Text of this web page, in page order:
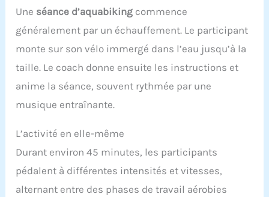
croisière est de 6 à 8 km/h. Accélération optimale
même à haute vitesse grâce au rapport de vitesse
élevé. ★【Hélice soulevable】L’hélice adopte un
naviguer dans des eaux à différentes vitesses et
profondeurs ! Convient pour : parcs aquatiques,
lacs aquatiques, rivières et océans. Il peut
également fournir des divertissements dans les
une bonne idée pour les entreprises locales de
Une séance d’aquabiking commence
généralement par un échauffement. Le participant
monte sur son vélo immergé dans l’eau jusqu’à la
taille. Le coach donne ensuite les instructions et
anime la séance, souvent rythmée par une
musique entraînante.
L’activité en elle-même
Durant environ 45 minutes, les participants
pédalent à différentes intensités et vitesses,
alternant entre des phases de travail aérobies